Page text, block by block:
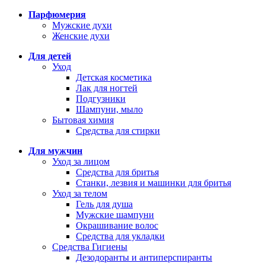
Парфюмерия
Мужские духи
Женские духи
Для детей
Уход
Детская косметика
Лак для ногтей
Подгузники
Шампуни, мыло
Бытовая химия
Средства для стирки
Для мужчин
Уход за лицом
Средства для бритья
Станки, лезвия и машинки для бритья
Уход за телом
Гель для душа
Мужские шампуни
Окрашивание волос
Средства для укладки
Средства Гигиены
Дезодоранты и антиперспиранты